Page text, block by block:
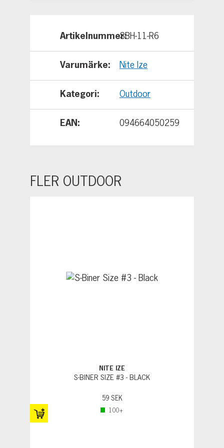
Mått: 1,57" x 3,27" x
0,31" | 40mm x 83mm x
8mm
Vikt: 1,13 oz | 32 g
ArtikelnummerSBH-11-R6
Varumärke Nite Ize
Kategori Outdoor
EAN 094664050259
FLER OUTDOOR
NITE IZE
S-BINER SIZE #3 - BLACK
59 SEK
100+